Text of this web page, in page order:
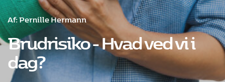
Af: Pernille Hermann
Brudrisiko - Hvad ved vi i
dag?